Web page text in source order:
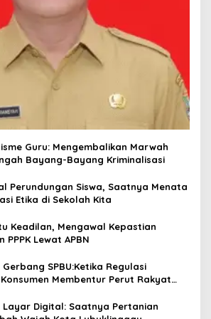
Guru: Mengembalikan Marwah
Bayang-Bayang Kriminalisasi
Perundungan Siswa, Saatnya Menata
Etika di Sekolah Kita
Keadilan, Mengawal Kepastian
Lewat APBN
SPBU:Ketika Regulasi
Membentur Perut Rakyat
Layar Digital: Saatnya Pertanian